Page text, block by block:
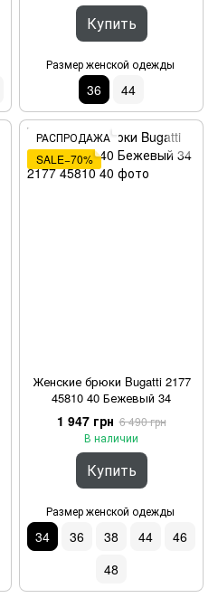
Купить
Размер женской одежды
36 44
РАСПРОДАЖА
SALE−70%
Женские брюки Bugatti 2177
45810 40 Бежевый 34
1 947 грн 6 490 грн
В наличии
Купить
Размер женской одежды
34 36 38 44
46
48